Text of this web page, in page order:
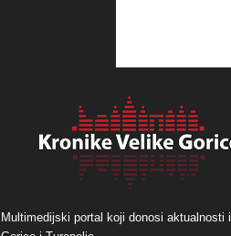
Multimedijski portal koji donosi aktualnosti